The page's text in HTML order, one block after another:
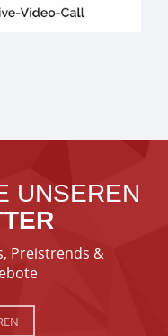
UNSEREN
Preistrends &